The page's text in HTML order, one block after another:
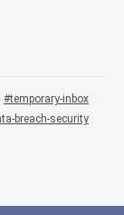
temporary-inbox
breach-security